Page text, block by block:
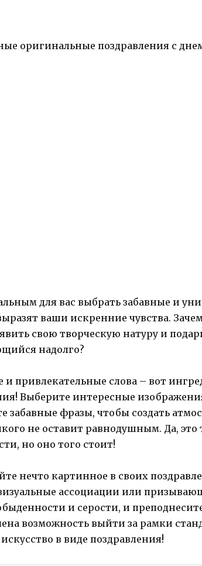
для вас выбрать забавные и
ваши искренние чувства.
свою творческую натуру и
надолго?
привлекательные слова – вот
Выберите интересные
забавные фразы, чтобы создать
не оставит равнодушным. Да, это
но оно того стоит!
нечто картинное в своих
ассоциации или
и серости, и
возможность выйти за рамки
в виде поздравления!